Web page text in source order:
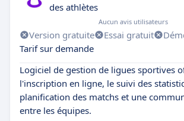
des athlètes
Aucun avis utilisateurs
Version gratuite Essai gratuit
Tarif sur demande
Logiciel de gestion de ligues sportives
l'inscription en ligne, le suivi des
planification des matchs et une
entre les équipes.